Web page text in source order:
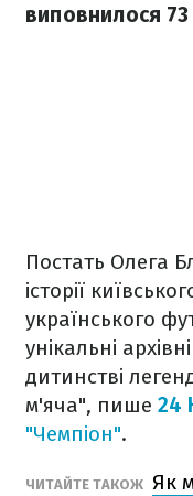
виповнилося
Постать Олега
історії
українського
унікальні
дитинстві
м'яча", пише 24
"Чемпіон".
ЧИТАЙТЕ ТАКОЖ Як